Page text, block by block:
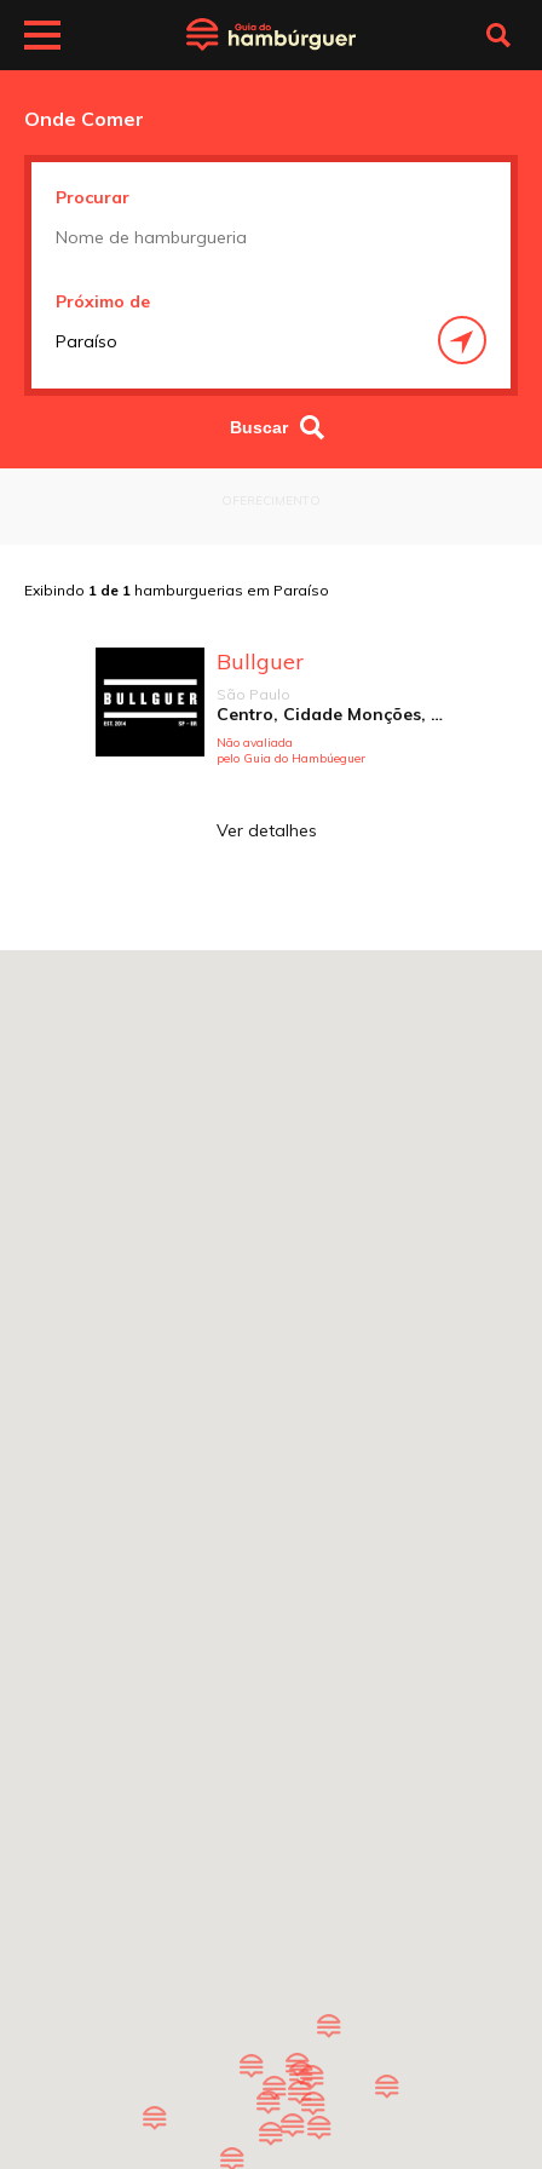
Onde Comer
Procurar
Próximo de
Exibindo 1 de 1 hamburguerias em Paraíso
Bullguer
São Paulo
Centro, Cidade Monções, Higienópolis, Jardim Anália Franco, Jardim Paulista, Paraíso, Perdizes, Pinheiros, República, Santana, Santo André, Vila Andrade, Vila Brandina, Vila Madalena, Vila Mariana, Vila Nova Conceição, Vila Romana
Não avaliada
pelo Guia do Hambúeguer
Ver detalhes